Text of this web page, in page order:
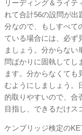
リーディング＆ライテ
れて合計56の設問が出
分なので、もしすべて
ている場合には、必ず
ましょう。分からない
問ばかりに固執してし
ます。分からなくても
むようにしましょう。
的取りやすいので、合
目指し、できるだけス
ケンブリッジ検定の